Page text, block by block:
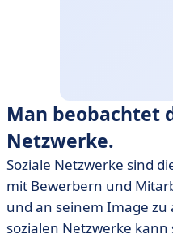
Man beobachtet
Netzwerke.
Soziale Netzwerke sind
mit Bewerbern und
und an seinem Image
sozialen Netzwerke